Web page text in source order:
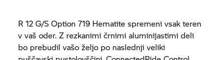
R 12 G/S Option 719 Hematite spremeni vsak teren
v vaš oder. Z rezkanimi črnimi aluminijastimi deli
bo prebudil vašo željo po naslednji veliki